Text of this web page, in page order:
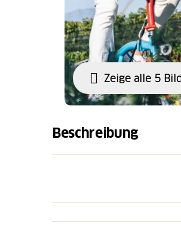
Zeige alle 5
Beschreibung
richtigen Verkehrsmittel
neuen Mobilitätskultur